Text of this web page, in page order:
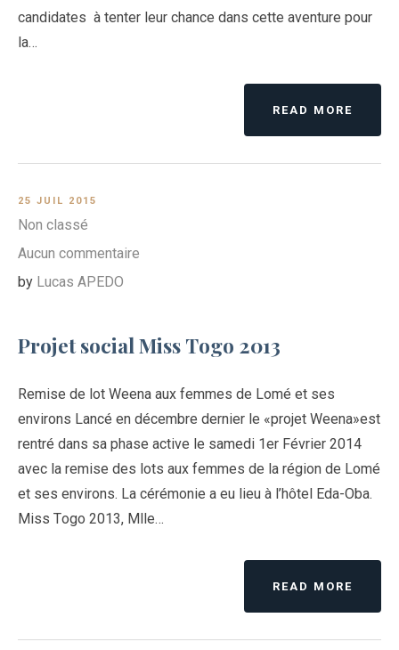
candidates à tenter leur chance dans cette aventure pour
la…
READ MORE
25 JUIL 2015
Non classé
Aucun commentaire
by Lucas APEDO
Projet social Miss Togo 2013
Remise de lot Weena aux femmes de Lomé et ses
environs Lancé en décembre dernier le «projet Weena»est
rentré dans sa phase active le samedi 1er Février 2014
avec la remise des lots aux femmes de la région de Lomé
et ses environs. La cérémonie a eu lieu à l’hôtel Eda-Oba.
Miss Togo 2013, Mlle…
READ MORE